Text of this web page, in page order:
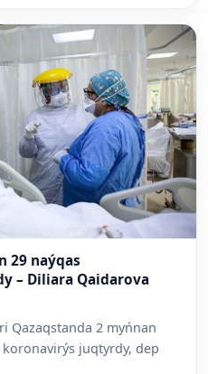
29 naýqas
– Diliara Qaidarova
Qazaqstanda 2 myńnan
juqtyrdy, dep